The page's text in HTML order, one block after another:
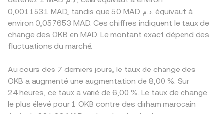
0,0011531 MAD, tandis que 50 MAD د.م. équivaut à
environ 0,057653 MAD. Ces chiffres indiquent le taux de
change des OKB en MAD. Le montant exact dépend des
fluctuations du marché.
Au cours des 7 derniers jours, le taux de change des
OKB a augmenté une augmentation de 8,00 %. Sur
24 heures, ce taux a varié de 6,00 %. Le taux de change
le plus élevé pour 1 OKB contre des dirham marocain